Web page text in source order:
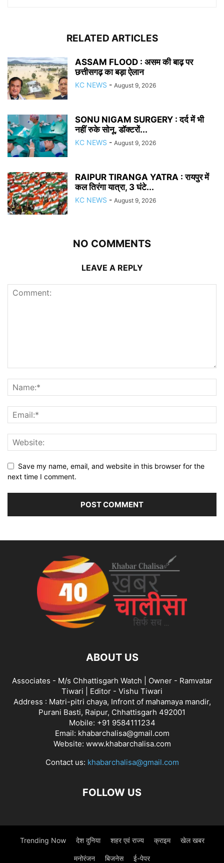
RELATED ARTICLES
ASSAM FLOOD : असम की बाढ़ पर
छत्तीसगढ़ का बड़ा ऐलान
KC NEWS - August 9, 2026
SONU NIGAM SURGERY : दर्द में भी
नहीं रुके सोनू, डॉक्टरों...
KC NEWS - August 9, 2026
RAIPUR TIRANGA YATRA : रायपुर में
कल तिरंगा यात्रा, 3 घंटे...
KC NEWS - August 9, 2026
NO COMMENTS
LEAVE A REPLY
Save my name, email, and website in this browser for the
next time I comment.
ABOUT US
Associates - M/s Chhattisgarh Watch | Owner - Ramvatar
Tiwari | Editor - Vishu Tiwari
Address : Matri-pitri chaya, Infront of mahamaya mandir,
Purani Basti, Raipur, Chhattisgarh 492001
Mobile: +91 9584111234
Email: khabarchalisa@gmail.com
Website: www.khabarchalisa.com
Contact us: khabarchalisa@gmail.com
FOLLOW US
Trending Now देश दुनिया शहर एवं राज्य क्राइम खेल खबर
मनोरंजन बिजनेस ई-पेपर